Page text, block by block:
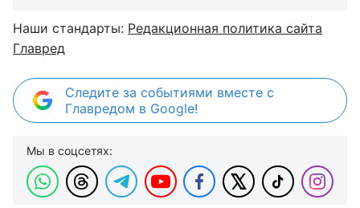
Наши стандарты: Редакционная политика сайта
Главред
Следите за событиями вместе с
Главредом в Google!
Мы в соцсетях: